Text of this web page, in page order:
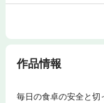
作品情報
毎日の食卓の安全と切